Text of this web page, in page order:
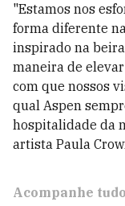
"Estamos nos
forma diferente
inspirado na
maneira de
com que nossos
qual Aspen
hospitalidade da
artista Paula
Acompanhe